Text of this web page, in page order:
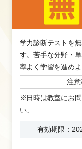
学力診断テストを
す。苦手な分野・
率よく学習を進めよ
注意
※日時は教室にお
い。
有効期限：